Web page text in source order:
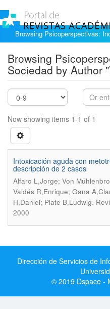
Browsing Psicoperspectivas:
Browsing
Sociedad by Author
Now showing items 1-1 of 1
Intoxicación aguda con
descripción de 2 casos
Alfaro L,Jorge; Von
Valdés R,Enrique; Gana
H,Daniel; Plate B,Ludwig.
2000
Dirección de Servicios de
© 2019 Dspace -